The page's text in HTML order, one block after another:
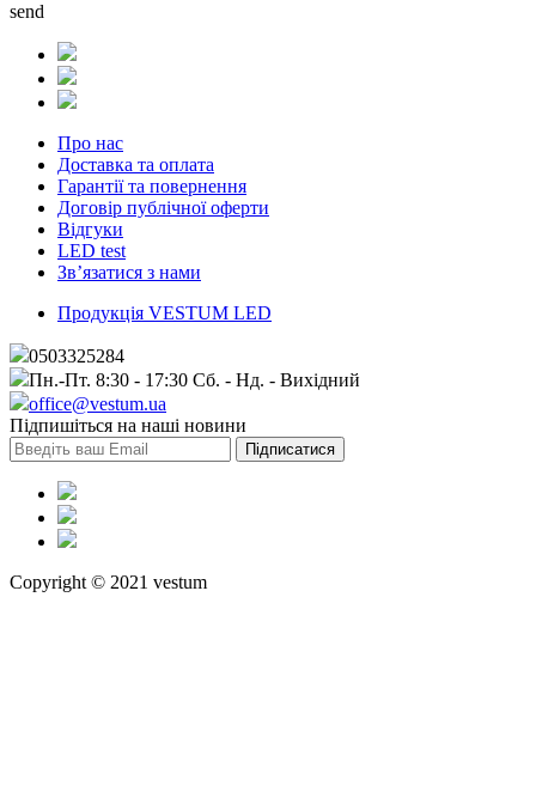
send
Про нас
Доставка та оплата
Гарантії та повернення
Договір публічної оферти
Вiдгуки
LED test
Зв’язатися з нами
Продукція VESTUM LED
0503325284
Пн.-Пт. 8:30 - 17:30 Сб. - Нд. - Вихiдний
office@vestum.ua
Підпишіться на наші новини
Copyright © 2021 vestum